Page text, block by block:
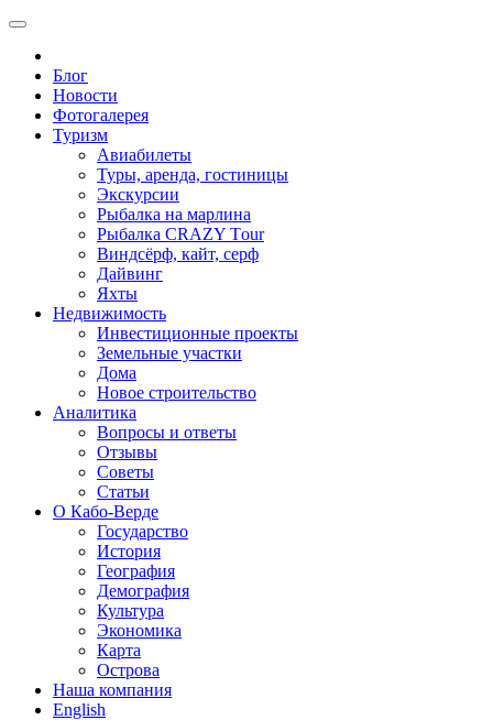
Блог
Новости
Фотогалерея
Туризм
Авиабилеты
Туры, аренда, гостиницы
Экскурсии
Рыбалка на марлина
Рыбалка CRAZY Тour
Виндсёрф, кайт, серф
Дайвинг
Яхты
Недвижимость
Инвестиционные проекты
Земельные участки
Дома
Новое строительство
Аналитика
Вопросы и ответы
Отзывы
Советы
Статьи
О Кабо-Верде
Государство
История
География
Демография
Культура
Экономика
Карта
Острова
Наша компания
English